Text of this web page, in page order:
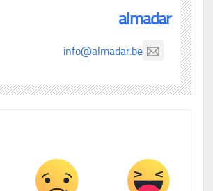
almadar
info@almadar.be